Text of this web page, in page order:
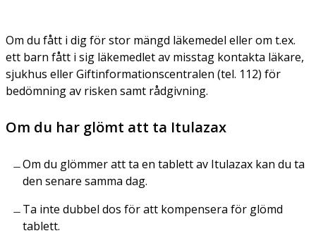
Om du fått i dig för stor mängd läkemedel eller om t.ex.
ett barn fått i sig läkemedlet av misstag kontakta läkare,
sjukhus eller Giftinformationscentralen (tel. 112) för
bedömning av risken samt rådgivning.
Om du har glömt att ta Itulazax
Om du glömmer att ta en tablett av Itulazax kan du ta
den senare samma dag.
Ta inte dubbel dos för att kompensera för glömd
tablett.